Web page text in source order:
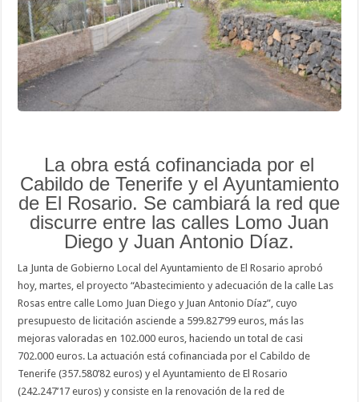
por
700.000
euros
La obra está cofinanciada por el
Cabildo de Tenerife y el Ayuntamiento
de El Rosario. Se cambiará la red que
discurre entre las calles Lomo Juan
Diego y Juan Antonio Díaz.
La Junta de Gobierno Local del Ayuntamiento de El Rosario aprobó
hoy, martes, el proyecto “Abastecimiento y adecuación de la calle Las
Rosas entre calle Lomo Juan Diego y Juan Antonio Díaz”, cuyo
presupuesto de licitación asciende a 599.827’99 euros, más las
mejoras valoradas en 102.000 euros, haciendo un total de casi
702.000 euros. La actuación está cofinanciada por el Cabildo de
Tenerife (357.580’82 euros) y el Ayuntamiento de El Rosario
(242.247’17 euros) y consiste en la renovación de la red de